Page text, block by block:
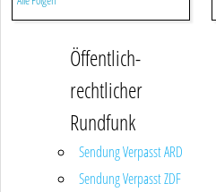
Öffentlich-
rechtlicher
Rundfunk
Sendung Verpasst ARD
Sendung Verpasst ZDF